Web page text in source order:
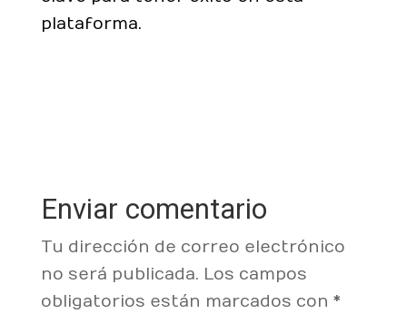
plataforma.
Enviar comentario
Tu dirección de correo electrónico
no será publicada. Los campos
obligatorios están marcados con *